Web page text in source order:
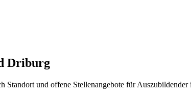
Driburg
Standort und offene Stellenangebote für